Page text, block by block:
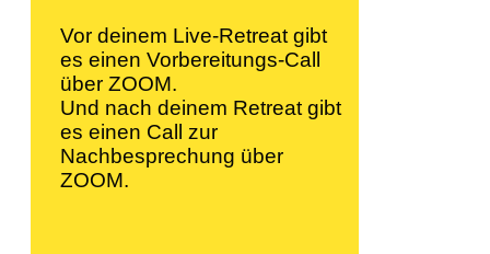
Vor deinem Live-Retreat gibt
es einen Vorbereitungs-Call
über ZOOM.
Und nach deinem Retreat gibt
es einen Call zur
Nachbesprechung über
ZOOM.